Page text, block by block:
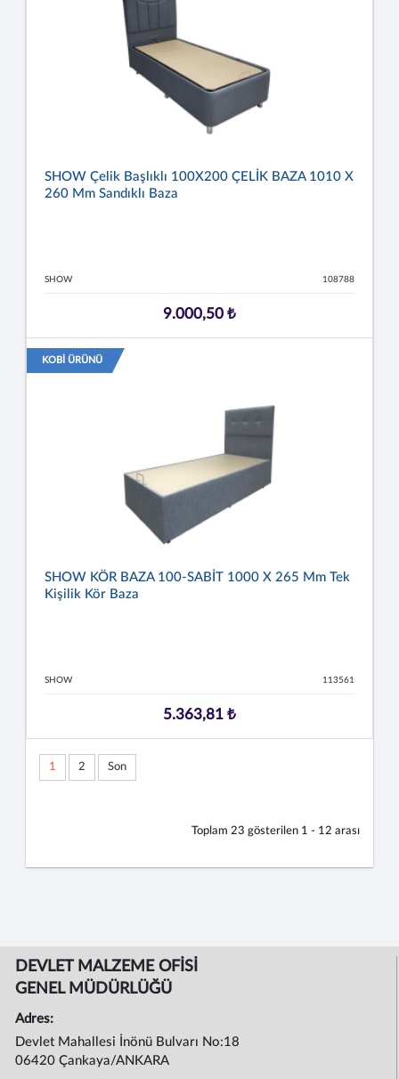
SHOW Çelik Başlıklı 100X200 ÇELİK BAZA 1010 X
260 Mm Sandıklı Baza
SHOW 108788
9.000,50 ₺
KOBİ ÜRÜNÜ
SHOW KÖR BAZA 100-SABİT 1000 X 265 Mm Tek
Kişilik Kör Baza
SHOW 113561
5.363,81 ₺
1 2 Son
Toplam 23 gösterilen 1 - 12 arası
DEVLET MALZEME OFİSİ
GENEL MÜDÜRLÜĞÜ
Adres:
Devlet Mahallesi İnönü Bulvarı No:18
06420 Çankaya/ANKARA